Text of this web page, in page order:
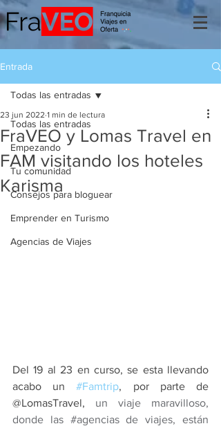
Entrada
Todas las entradas
Empezando
Tu comunidad
Consejos para bloguear
Emprender en Turismo
Agencias de Viajes
Todas las entradas
FraVEO y Lomas Travel en
FAM visitando los hoteles
Karisma
23 jun 2022 1 min de lectura
Del 19 al 23 en curso, se esta llevando
acabo un #Famtrip, por parte de
@LomasTravel, un viaje maravilloso,
donde las #agencias de viajes, están